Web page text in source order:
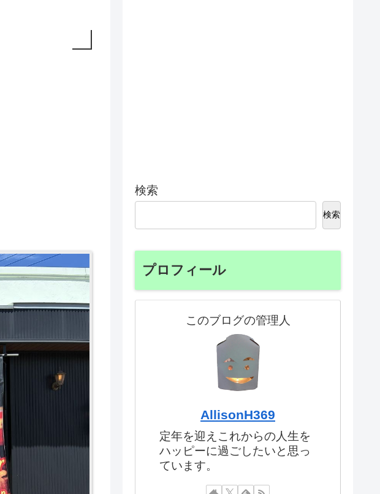
検索
検索
プロフィール
このブログの管理人
AllisonH369
定年を迎えこれからの人生を
ハッピーに過ごしたいと思っ
ています。